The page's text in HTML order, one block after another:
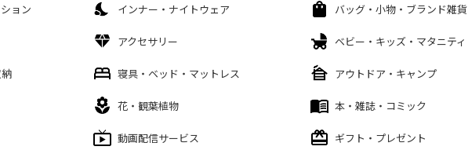
ョン インナー・ナイトウェア バッグ・小物・ブランド雑貨
アクセサリー ベビー・キッズ・マタニティ
寝具・ベッド・マットレス アウトドア・キャンプ
花・観葉植物 本・雑誌・コミック
動画配信サービス ギフト・プレゼント